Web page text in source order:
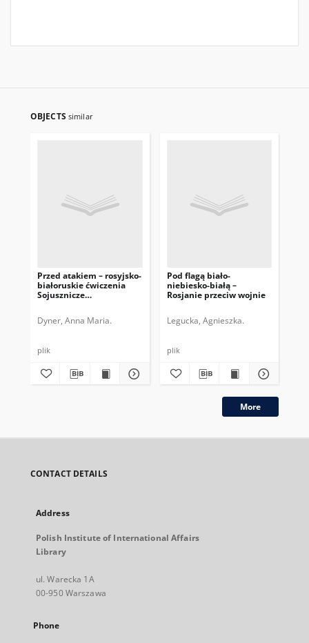
OBJECTS similar
Przed atakiem – rosyjsko-
białoruskie ćwiczenia
Sojusznicze
Dyner, Anna Maria.
plik
Pod flagą biało-
niebiesko-białą –
Rosjanie przeciw wojnie
Legucka, Agnieszka.
plik
More
CONTACT DETAILS
Address
Polish Institute of International Affairs
Library
ul. Warecka 1A
00-950 Warszawa
Phone